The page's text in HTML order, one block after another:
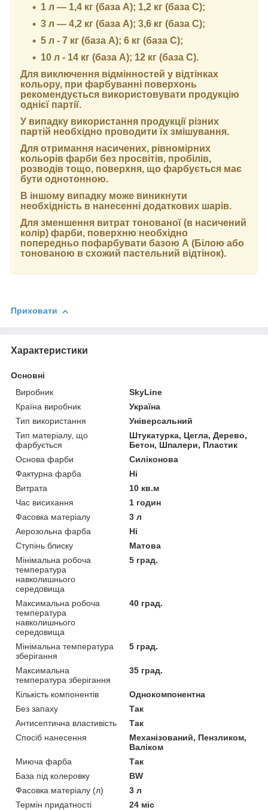
1 л — 1,4 кг (база А); 1,2 кг (база С);
3 л — 4,2 кг (база А); 3,6 кг (база C);
5 л - 7 кг (база А); 6 кг (база С);
10 л - 14 кг (база А); 12 кг (база С).
Для виключення відмінностей у відтінках
кольору, при фарбуванні поверхонь
рекомендується використовувати продукцію
однієї партії.
У випадку використання продукції різних
партій необхідно проводити їх змішування.
Для отримання насичених, рівномірних
кольорів фарби без просвітів, пробілів,
розводів тощо, поверхня, що фарбується має
бути однотонною.
В іншому випадку може виникнути
необхідність в нанесенні додаткових шарів.
Для зменшення витрат тонованої (в насичений
колір) фарби, поверхню необхідно
попередньо пофарбувати базою А (Білою або
тонованою в схожий пастельний відтінок).
Приховати
Характеристики
Основні
Виробник
SkyLine
Країна виробник
Україна
Тип використання
Універсальний
Тип матеріалу, що
фарбується
Штукатурка, Цегла, Дерево,
Бетон, Шпалери, Пластик
Основа фарби
Силіконова
Фактурна фарба
Ні
Витрата
10 кв.м
Час висихання
1 годин
Фасовка матеріалу
3 л
Аерозольна фарба
Ні
Ступінь блиску
Матова
Мінімальна робоча
температура
навколишнього
середовища
5 град.
Максимальна робоча
температура
навколишнього
середовища
40 град.
Мінімальна температура
зберігання
5 град.
Максимальна
температура зберігання
35 град.
Кількість компонентів
Однокомпонентна
Без запаху
Так
Антисептична властивість
Так
Спосіб нанесення
Механізований, Пензликом,
Валіком
Миюча фарба
Так
База під колеровку
BW
Фасовка матеріалу (л)
3 л
Термін придатності
24 міс